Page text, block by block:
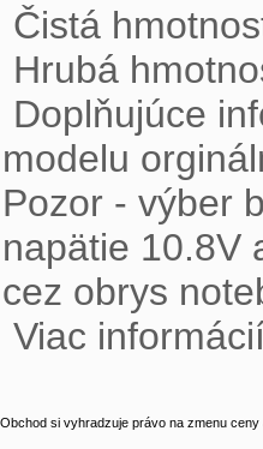
modelu
Pozor - výber
napätie 10.8V
cez obrys
Viac
Obchod si vyhradzuje právo na zmenu